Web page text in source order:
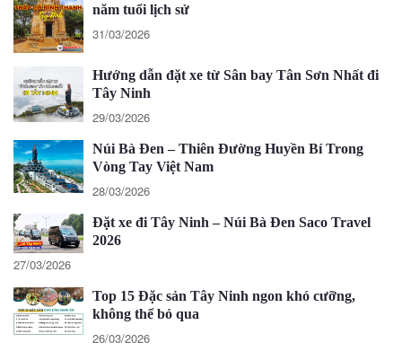
năm tuổi lịch sử
31/03/2026
Hướng dẫn đặt xe từ Sân bay Tân Sơn Nhất đi
Tây Ninh
29/03/2026
Núi Bà Đen – Thiên Đường Huyền Bí Trong
Vòng Tay Việt Nam
28/03/2026
Đặt xe đi Tây Ninh – Núi Bà Đen Saco Travel
2026
27/03/2026
Top 15 Đặc sản Tây Ninh ngon khó cưỡng,
không thể bỏ qua
26/03/2026